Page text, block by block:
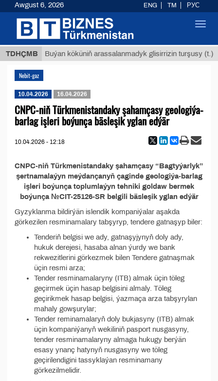
TDHÇMB
ТМТ Buýan köküniň arassalanmadyk glisirrizin turşusy (t.)
Nebit-gaz
10.04.2026 16.04.2026
CNPC-niň Türkmenistandaky şahamçasy geologiýa-
barlag işleri boýunça bäsleşik yglan edýär
10.04.2026 - 12:18
CNPC-niň Türkmenistandaky şahamçasy “Bagtyýarlyk”
şertnamalaýyn meýdançanyň çaginde geologiýa-barlag
işleri boýunça toplumlaýyn tehniki goldaw bermek
boýunça №CIT-25126-SR belgili bäsleşik yglan edýär
Gyzyklanma bildirýän islendik kompaniýalar aşakda
görkezilen resminamalary tabşyryp, tendere gatnaşyp biler:
Tenderiň belgisi we ady, gatnaşyjynyň doly ady,
hukuk derejesi, hasaba alnan ýurdy we bank
rekwezitlerini görkezmek bilen Tendere gatnaşmak
üçin resmi arza;
Tender resminamalaryny (ITB) almak üçin töleg
geçirmek üçin hasap belgisini almaly. Töleg
geçirikmek hasap belgisi, ýazmaça arza tabşyrylan
mahaly gowşurylar;
Tender reminamalaryň doly bukjasyny (ITB) almak
üçin kompaniýanyň wekiliniň pasport nusgasyny,
tender resminamalaryny almaga hukugy berýän
esasy ynanç hatynyň nusgasyny we töleg
geçirilendigini tassyklaýan resminamany
görkezilmelidir.
Awgust 6, 2026 ENG TM РУС